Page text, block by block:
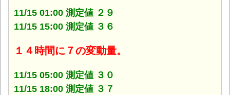
11/15 01:00 測定値 ２９
11/15 15:00 測定値 ３６
１４時間に７の変動量。
11/15 05:00 測定値 ３０
11/15 18:00 測定値 ３７